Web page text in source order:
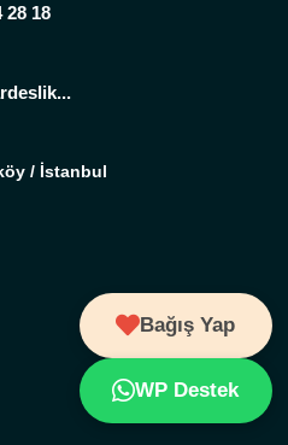
Bağış Yap
WP Destek
28 18
/ İstanbul